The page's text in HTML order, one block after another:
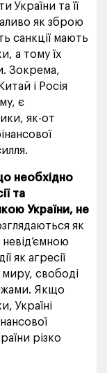
України та її
як зброю
санкції мають
а тому їх
Зокрема,
і Росія
є
як-от
необхідно
та
України, не
як
як агресії
миру, свободі
Якщо
Україні
різко